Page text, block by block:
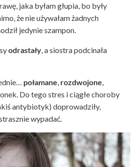
jaka byłam głupia, bo były
że nie używałam żadnych
jedynie szampon.
odrastały , a siostra podcinała
połamane rozdwojone
Do tego stres i ciągłe choroby
antybiotyk) doprowadziły,
wypadać.